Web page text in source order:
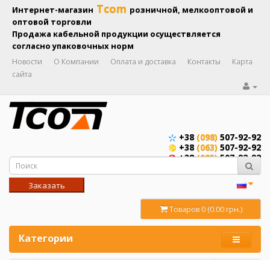
Интернет-магазин Tcom розничной, мелкооптовой и
оптовой торговли
Продажа кабельной продукции осуществляется
согласно упаковочных норм
Новости О Компании Оплата и доставка Контакты
Карта
сайта
+38 (098) 507-92-92
+38 (063) 507-92-92
+38(095)507-92-92
Заказать
Товаров 0 (0.00 грн.)
Категории